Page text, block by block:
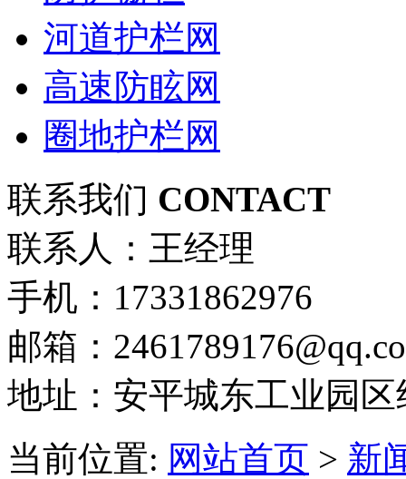
河道护栏网
高速防眩网
圈地护栏网
联系我们 CONTACT
联系人：王经理
手机：17331862976
邮箱：
地址：安平城东工业园区
当前位置: 网站首页 > 新